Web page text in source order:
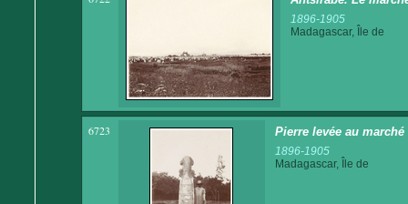
1896-1905
Madagascar, Île de
6723 Pierre levée au marché
1896-1905
Madagascar, Île de